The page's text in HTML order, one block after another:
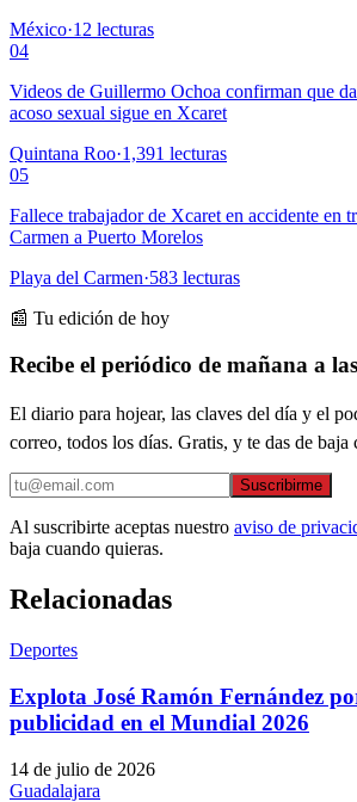
México·12 lecturas
04
Videos de Guillermo Ochoa confirman que
acoso sexual sigue en Xcaret
Quintana Roo·1,391 lecturas
05
Fallece trabajador de Xcaret en accidente en
Carmen a Puerto Morelos
Playa del Carmen·583 lecturas
📰 Tu edición de hoy
Recibe el periódico de mañana a
El diario para hojear, las claves del día y el
correo, todos los días. Gratis, y te das de baja
Suscribirme
Al suscribirte aceptas nuestro aviso de
baja cuando quieras.
Relacionadas
Deportes
Explota José Ramón Fernández
publicidad en el Mundial 2026
14 de julio de 2026
Guadalajara